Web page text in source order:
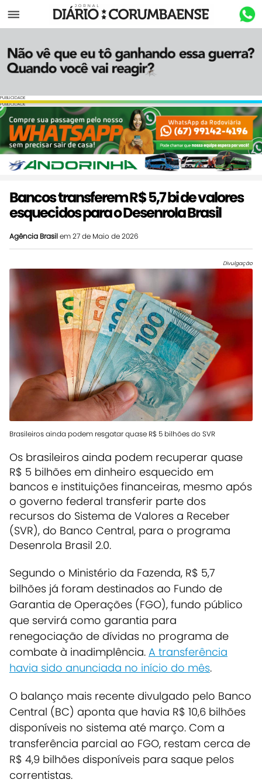
Menu
PUBLICIDADE
PUBLICIDADE
Bancos transferem R$ 5,7 bi de valores
esquecidos para o Desenrola Brasil
Agência Brasilem 27 de Maio de 2026
Divulgação
Brasileiros ainda podem resgatar quase R$ 5 bilhões do SVR
Os brasileiros ainda podem recuperar quase
R$ 5 bilhões em dinheiro esquecido em
bancos e instituições financeiras, mesmo após
o governo federal transferir parte dos
recursos do Sistema de Valores a Receber
(SVR), do Banco Central, para o programa
Desenrola Brasil 2.0.
Segundo o Ministério da Fazenda, R$ 5,7
bilhões já foram destinados ao Fundo de
Garantia de Operações (FGO), fundo público
que servirá como garantia para
renegociação de dívidas no programa de
combate à inadimplência. A transferência
havia sido anunciada no início do mês.
O balanço mais recente divulgado pelo Banco
Central (BC) aponta que havia R$ 10,6 bilhões
disponíveis no sistema até março. Com a
transferência parcial ao FGO, restam cerca de
R$ 4,9 bilhões disponíveis para saque pelos
correntistas.